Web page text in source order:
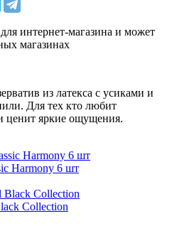
интернет-магазина и может
магазинах
из латекса с усиками и
Для тех кто любит
ценит яркие ощущения.
Harmony 6 шт
Collection